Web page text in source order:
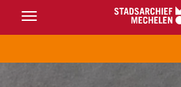
Toggle
navigation